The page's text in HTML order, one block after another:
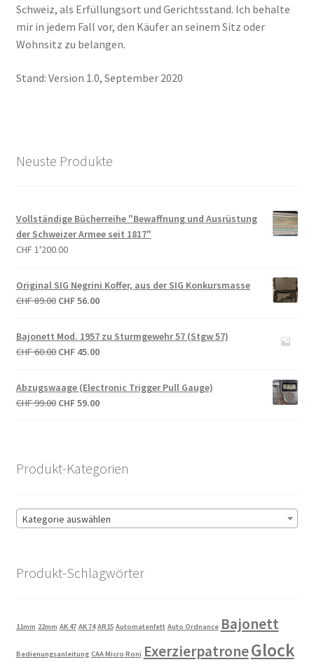
Schweiz, als Erfüllungsort und Gerichtsstand. Ich behalte
mir in jedem Fall vor, den Käufer an seinem Sitz oder
Wohnsitz zu belangen.
Stand: Version 1.0, September 2020
Neuste Produkte
Vollständige Bücherreihe "Bewaffnung und Ausrüstung
der Schweizer Armee seit 1817"
CHF 1'200.00
Original SIG Negrini Koffer, aus der SIG Konkursmasse
CHF89.00 Ursprünglicher
war:
CHF 89.00
CHF56.00Aktueller
ist:
CHF 56.00.
Bajonett Mod. 1957 zu Sturmgewehr 57 (Stgw 57)
CHF60.00 Ursprünglicher
CHF 60.00
CHF45.00Aktueller
ist:
CHF 45.00.
Abzugswaage (Electronic Trigger Pull Gauge)
CHF99.00 Ursprünglicher
CHF59.00Aktueller
Produkt-Kategorien
Kategorie auswählen
Produkt-Schlagwörter
11mm 22mm AK 47 AK 74 AR15 Automatenfett Auto Ordnance Bajonett
Bedienungsanleitung CAA Micro Roni ExerzierpatroneGlock